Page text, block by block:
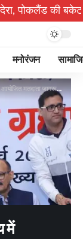
की बकेट बनी
मनोरंजन
कार्यक्रम में किया प्रतिभाग…
में